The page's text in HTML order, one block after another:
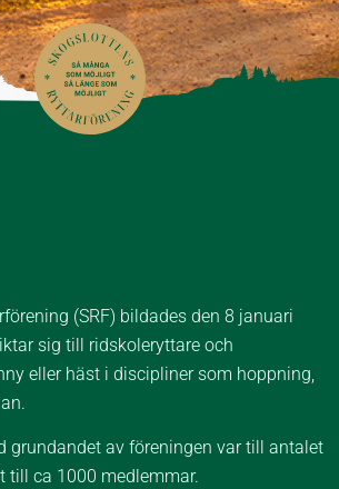
(SRF) bildades den 8 januari
sig till ridskoleryttare och
eller häst i discipliner som hoppning,
grundandet av föreningen var till antalet
till ca 1000 medlemmar.